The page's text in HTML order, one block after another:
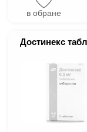
в обране
Достинекс